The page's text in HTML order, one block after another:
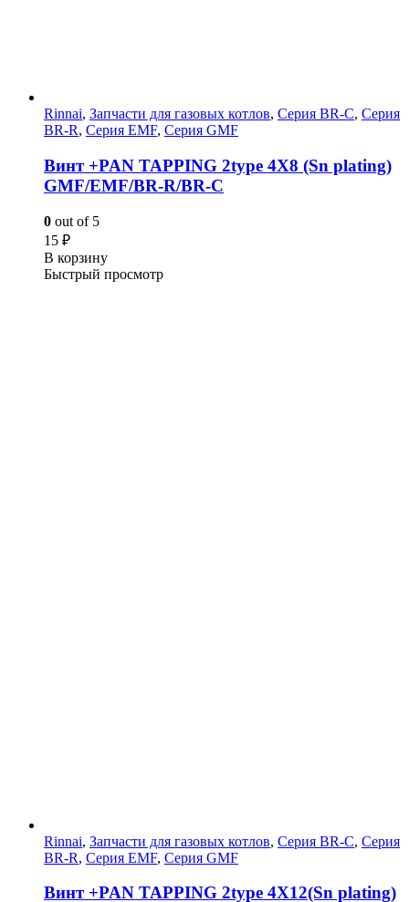
Rinnai, Запчасти для газовых котлов, Серия BR-C, Серия
BR-R, Серия EMF, Серия GMF
Винт +PAN TAPPING 2type 4X8 (Sn plating)
GMF/EMF/BR-R/BR-C
0 out of 5
15 ₽
В корзину
Быстрый просмотр
Rinnai, Запчасти для газовых котлов, Серия BR-C, Серия
BR-R, Серия EMF, Серия GMF
Винт +PAN TAPPING 2type 4X12(Sn plating)